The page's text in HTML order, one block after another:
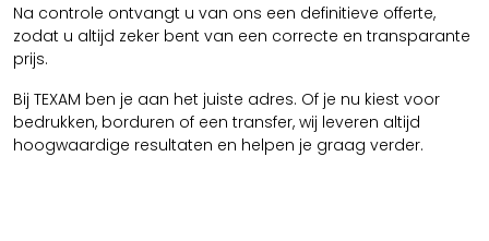
Na controle ontvangt u van ons een definitieve offerte,
zodat u altijd zeker bent van een correcte en transparante
prijs.
Bij TEXAM ben je aan het juiste adres. Of je nu kiest voor
bedrukken, borduren of een transfer, wij leveren altijd
hoogwaardige resultaten en helpen je graag verder.